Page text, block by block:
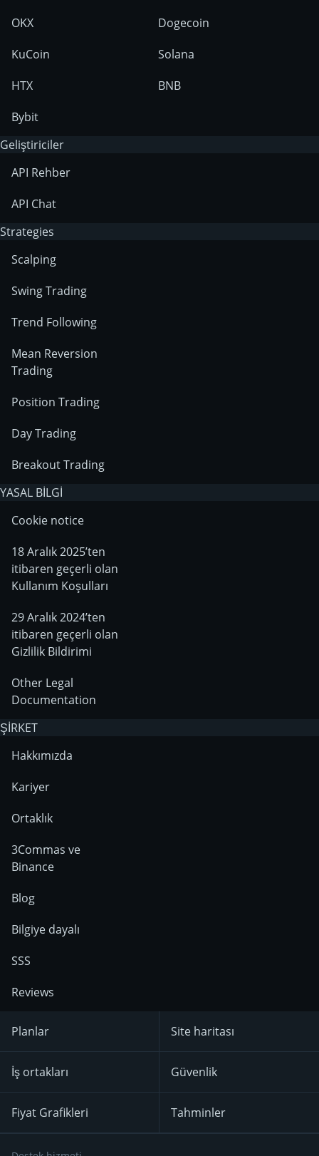
OKX
KuCoin
HTX
Bybit
Dogecoin
Solana
BNB
Geliştiriciler
API Rehber
API Chat
Strategies
Scalping
Swing Trading
Trend Following
Mean Reversion
Trading
Position Trading
Day Trading
Breakout Trading
YASAL BİLGİ
Cookie notice
18 Aralık 2025’ten
itibaren geçerli olan
Kullanım Koşulları
29 Aralık 2024’ten
itibaren geçerli olan
Gizlilik Bildirimi
Other Legal
Documentation
ŞİRKET
Hakkımızda
Kariyer
Ortaklık
3Commas ve
Binance
Blog
Bilgiye dayalı
SSS
Reviews
Planlar
İş ortakları
Fiyat Grafikleri
Site haritası
Güvenlik
Tahminler